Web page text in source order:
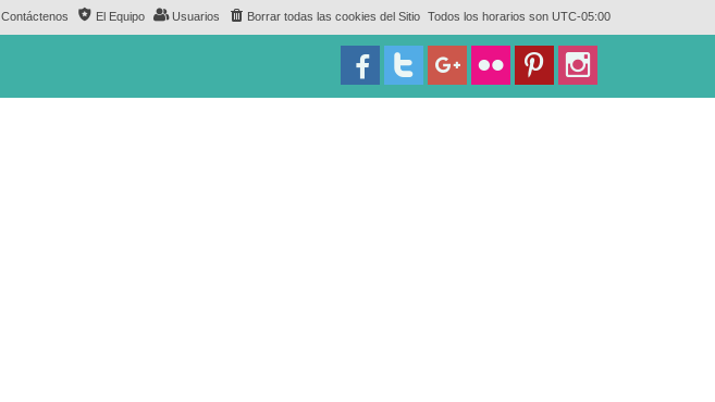
Todos los horarios son UTC-05:00
Borrar todas las cookies del Sitio
Usuarios
El Equipo
Contáctenos